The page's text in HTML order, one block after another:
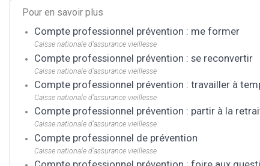
Pour en savoir plus
Compte professionnel prévention : me former
Caisse nationale d'assurance vieillesse
Compte professionnel prévention : se reconvertir
Caisse nationale d'assurance vieillesse
Compte professionnel prévention : travailler à
Caisse nationale d'assurance vieillesse
Compte professionnel prévention : partir à la
Caisse nationale d'assurance vieillesse
Compte professionnel de prévention
Caisse nationale d'assurance vieillesse